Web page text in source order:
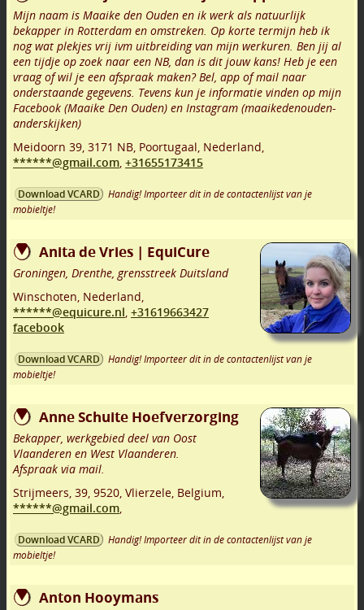
Mijn naam is Maaike den Ouden en ik werk als natuurlijk
bekapper in Rotterdam en omstreken. Op korte termijn heb ik
nog wat plekjes vrij ivm uitbreiding van mijn werkuren. Ben jij al
een tijdje op zoek naar een NB, dan is dit jouw kans! Heb je een
vraag of wil je een afspraak maken? Bel, app of mail naar
onderstaande gegevens. Tevens kun je informatie vinden op mijn
Facebook (Maaike Den Ouden) en Instagram (maaikedenouden-
anderskijken)
Meidoorn 39, 3171 NB, Poortugaal, Nederland,
******@gmail.com, +31655173415
Download VCARD
Handig! Importeer dit in de contactenlijst van je
mobieltje!
Anita de Vries | EquiCure
Groningen, Drenthe, grensstreek Duitsland
Winschoten, Nederland,
******@equicure.nl, +31619663427
facebook
Download VCARD
Handig! Importeer dit in de contactenlijst van je
mobieltje!
Anne Schuite Hoefverzorging
Bekapper, werkgebied deel van Oost
Vlaanderen en West Vlaanderen.
Afspraak via mail.
Strijmeers, 39, 9520, Vlierzele, Belgium,
******@gmail.com,
Download VCARD
Handig! Importeer dit in de contactenlijst van je
mobieltje!
Anton Hooymans